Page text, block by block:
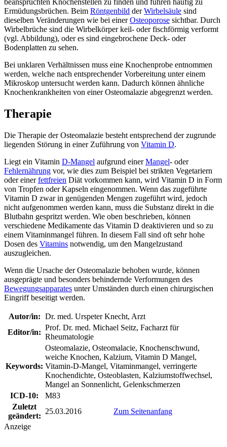
beanspruchten Knochenstellen zu finden und führen häufig zu
Ermüdungsbrüchen. Beim Röntgenbild derWirbelsäule sind
dieselben Veränderungen wie bei einerOsteoporose sichtbar. Durch
Wirbelbrüche sind die Wirbelkörper keil- oder fischförmig verformt
(vgl. Abbildung), oder es sind eingebrochene Deck- oder
Bodenplatten zu sehen.
Bei unklaren Verhältnissen muss eine Knochenprobe entnommen
werden, welche nach entsprechender Vorbereitung unter einem
Mikroskop untersucht werden kann. Dadurch können ähnliche
Knochenkrankheiten von einer Osteomalazie abgegrenzt werden.
Therapie
Die Therapie der Osteomalazie besteht entsprechend der zugrunde
liegenden Störung in einer Zuführung von Vitamin D.
Liegt ein Vitamin D-Mangel aufgrund einerMangel- oder
Fehlernährung vor, wie dies zum Beispiel bei strikten Vegetariern
oder einerfettfreien Diät vorkommen kann, wird Vitamin D in Form
von Tropfen oder Kapseln eingenommen. Wenn das zugeführte
Vitamin D zwar in genügenden Mengen zugeführt wird, jedoch
nicht aufgenommen werden kann, muss die Substanz direkt in die
Blutbahn gespritzt werden. Wie oben beschrieben, können
verschiedene Medikamente das Vitamin D deaktivieren und so zu
einem Vitaminmangel führen. In diesem Fall sind oft sehr hohe
Dosen des Vitamins notwendig, um den Mangelzustand
auszugleichen.
Wenn die Ursache der Osteomalazie behoben wurde, können
ausgeprägte und besonders behindernde Verformungen des
Bewegungsapparates unter Umständen durch einen chirurgischen
Eingriff beseitigt werden.
Autor/in: Dr. med. Urspeter Knecht, Arzt
Editor/in:
Prof. Dr. med. Michael Seitz, Facharzt für
Rheumatologie
Keywords:
Osteomalazie, Osteomalacie, Knochenschwund,
weiche Knochen, Kalzium, Vitamin D Mangel,
Vitamin-D-Mangel, Vitaminmangel, verringerte
Knochendichte, Osteoblasten, Kalziumstoffwechsel,
Mangel an Sonnenlicht, Gelenkschmerzen
ICD-10:
M83
Zuletzt
geändert:
25.03.2016
Zum Seitenanfang
Anzeige